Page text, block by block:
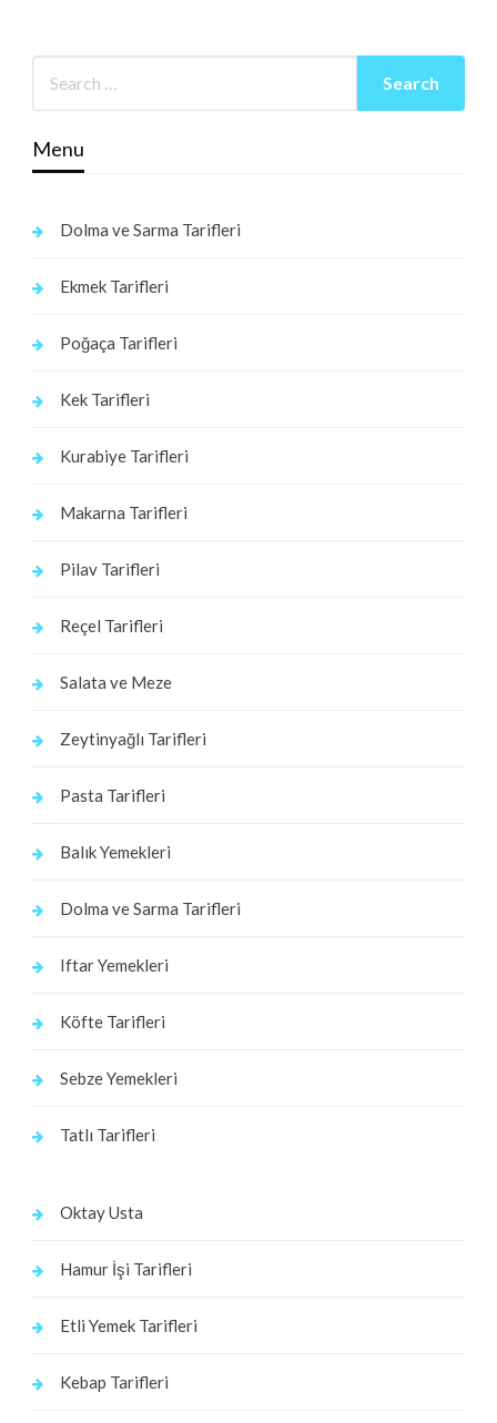
Menu
Dolma ve Sarma Tarifleri
Ekmek Tarifleri
Poğaça Tarifleri
Kek Tarifleri
Kurabiye Tarifleri
Makarna Tarifleri
Pilav Tarifleri
Reçel Tarifleri
Salata ve Meze
Zeytinyağlı Tarifleri
Pasta Tarifleri
Balık Yemekleri
Dolma ve Sarma Tarifleri
Iftar Yemekleri
Köfte Tarifleri
Sebze Yemekleri
Tatlı Tarifleri
Oktay Usta
Hamur İşi Tarifleri
Etli Yemek Tarifleri
Kebap Tarifleri